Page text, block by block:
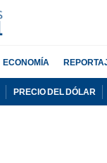
ECONOMÍA
PRECIO DEL DÓLAR